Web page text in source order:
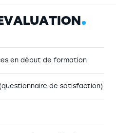
VALUATION
en début de formation
de satisfaction)